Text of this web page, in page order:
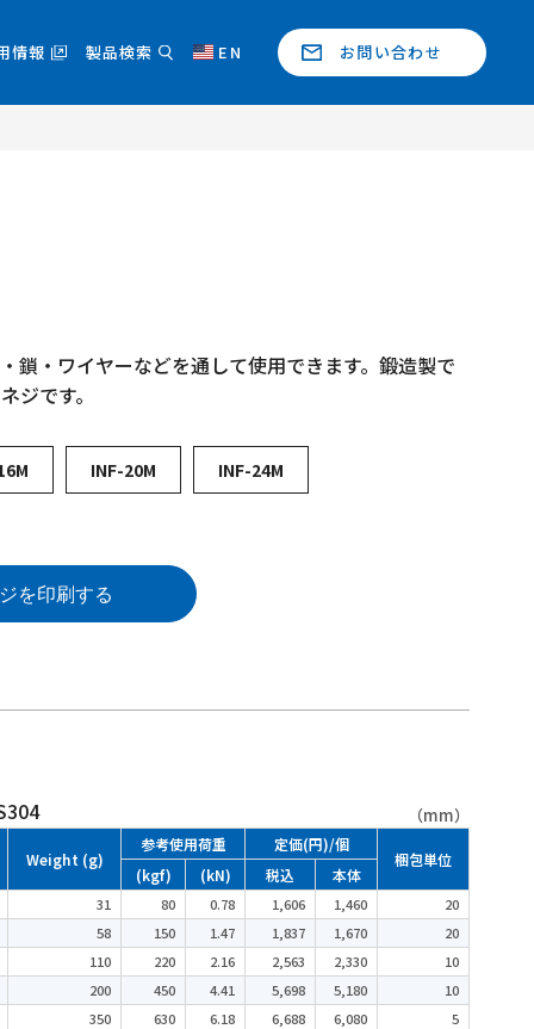
情報 製品検索 EN お問い合わせ
鎖・ワイヤーなどを通して使用できます。鍛造製で
ジです。
INF-20M INF-24M
を印刷する
（mm）
Weight (g)
参考使用荷重 定価(円)/個
梱包単位
(kgf) (kN) 税込 本体
31 80 0.78 1,606 1,460
20
58
150 1.47 1,837 1,670
20
110
220 2.16 2,563 2,330
10
200
450 4.41 5,698 5,180
10
350
630 6.18 6,688 6,080
5